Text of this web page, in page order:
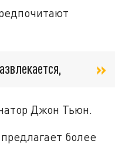
Джон Тьюн.
более